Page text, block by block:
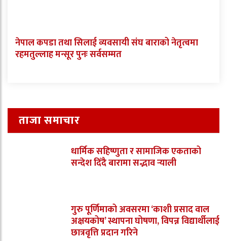
नेपाल कपडा तथा सिलाई व्यवसायी संघ बाराको नेतृत्वमा
रहमतुल्लाह मन्सूर पुनः सर्वसम्मत
ताजा समाचार
धार्मिक सहिष्णुता र सामाजिक एकताको
सन्देश दिँदै बारामा सद्भाव र्‍याली
गुरु पूर्णिमाको अवसरमा ‘काशी प्रसाद वाल
अक्षयकोष’ स्थापना घोषणा, विपन्न विद्यार्थीलाई
छात्रवृत्ति प्रदान गरिने